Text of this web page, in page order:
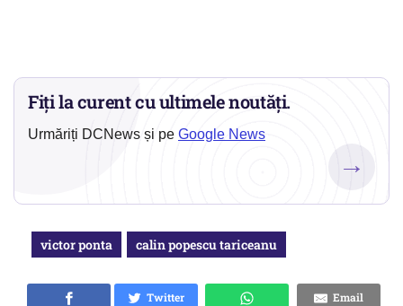
Fiți la curent cu ultimele noutăți.
Urmăriți DCNews și pe Google News
→
victor ponta calin popescu tariceanu
Twitter
Email